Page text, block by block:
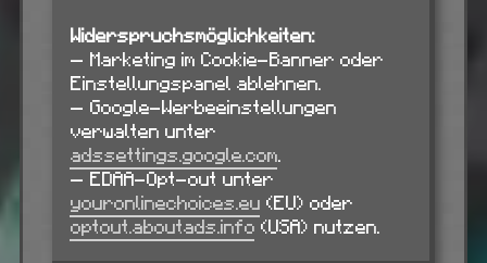
Widerspruchsmöglichkeiten:
— Marketing im Cookie-Banner oder
Einstellungspanel ablehnen.
— Google-Werbeeinstellungen
verwalten unter
adssettings.google.com.
— EDAA-Opt-out unter
youronlinechoices.eu (EU) oder
optout.aboutads.info (USA) nutzen.